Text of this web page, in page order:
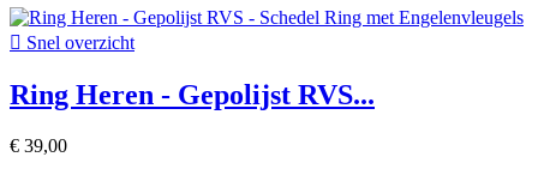
 Snel overzicht
Ring Heren - Gepolijst RVS...
€ 39,00